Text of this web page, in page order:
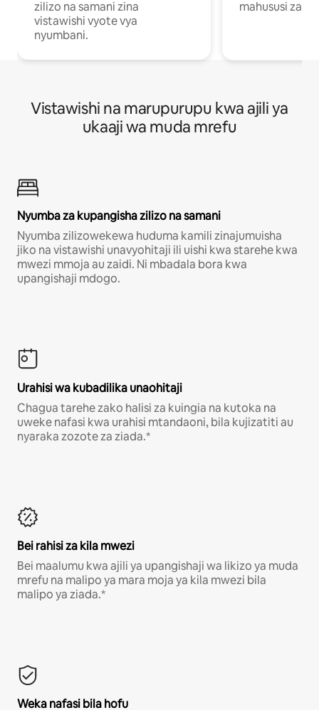
zilizo na samani zina
vistawishi vyote vya
nyumbani.
mahususi za
Vistawishi na marupurupu kwa ajili ya
ukaaji wa muda mrefu
Nyumba za kupangisha zilizo na samani
Nyumba zilizowekewa huduma kamili zinajumuisha
jiko na vistawishi unavyohitaji ili uishi kwa starehe kwa
mwezi mmoja au zaidi. Ni mbadala bora kwa
upangishaji mdogo.
Urahisi wa kubadilika unaohitaji
Chagua tarehe zako halisi za kuingia na kutoka na
uweke nafasi kwa urahisi mtandaoni, bila kujizatiti au
nyaraka zozote za ziada.*
Bei rahisi za kila mwezi
Bei maalumu kwa ajili ya upangishaji wa likizo ya muda
mrefu na malipo ya mara moja ya kila mwezi bila
malipo ya ziada.*
Weka nafasi bila hofu